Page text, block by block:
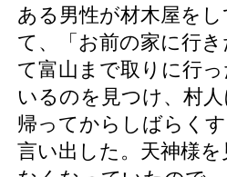
ある男性が材木屋を
て、「お前の家に行
て富山まで取りに行
いるのを見つけ、村
帰ってからしばらく
言い出した。天神様